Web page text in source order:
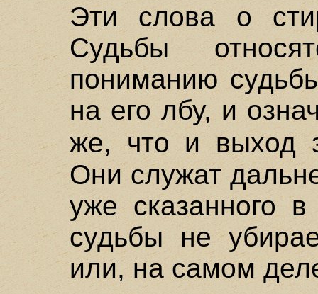
Эти слова о
Судьбы
пониманию
на его лбу, и
же, что и выход
Они служат
уже сказанного
судьбы не
или, на самом